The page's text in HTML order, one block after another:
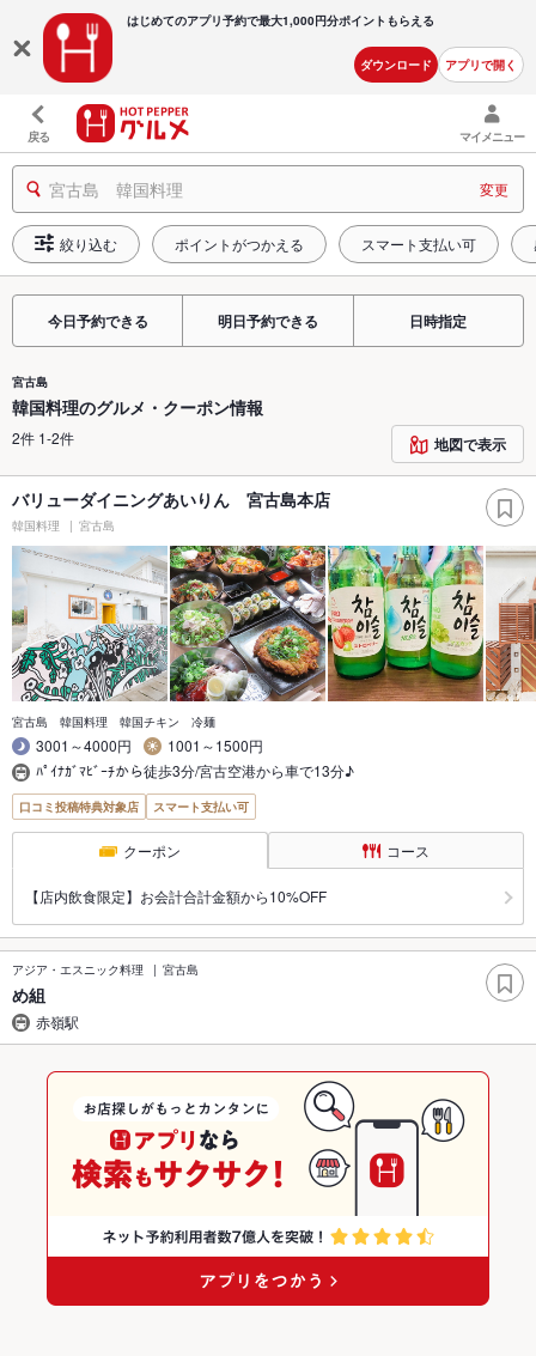
はじめてのアプリ予約で最大1,000円分ポイントもらえる
ダウンロード アプリで開く
戻る マイメニュー
宮古島 韓国料理 変更
絞り込む ポイントがつかえる スマート支払い可
今日予約できる 明日予約できる 日時指定
宮古島
韓国料理のグルメ・クーポン情報
2件 1-2件 地図で表示
バリューダイニングあいりん 宮古島本店
韓国料理 宮古島
宮古島 韓国料理 韓国チキン 冷麺
3001～4000円
1001～1500円
ﾊﾟｲﾅｶﾞﾏﾋﾞｰﾁから徒歩3分/宮古空港から車で13分♪
口コミ投稿特典対象店 スマート支払い可
クーポン コース
【店内飲食限定】お会計合計金額から10%OFF
アジア・エスニック料理 宮古島
め組
赤嶺駅